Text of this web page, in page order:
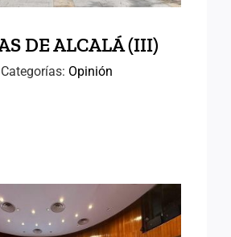
DE ALCALÁ (III)
Categorías: Opinión